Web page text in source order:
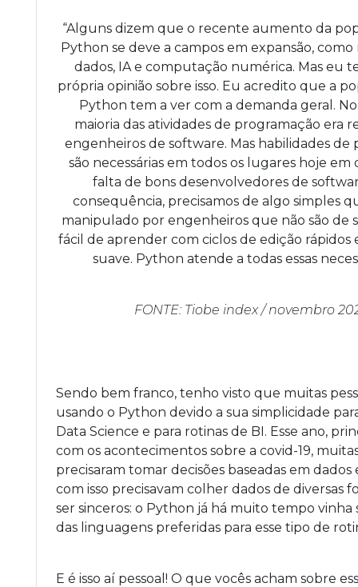
“Alguns dizem que o recente aumento da
Python se deve a campos em expansão,
dados, IA e computação numérica. Mas eu
própria opinião sobre isso. Eu acredito que a
Python tem a ver com a demanda geral. No
maioria das atividades de programação era
engenheiros de software. Mas habilidades de
são necessárias em todos os lugares hoje em
falta de bons desenvolvedores de
consequência, precisamos de algo simples
manipulado por engenheiros que não são de
fácil de aprender com ciclos de edição rápidos
suave. Python atende a todas essas
FONTE: Tiobe index / novembro
Sendo bem franco, tenho visto que muitas
usando o Python devido a sua simplicidade
Data Science e para rotinas de BI. Esse ano,
com os acontecimentos sobre a covid-19,
precisaram tomar decisões baseadas em dados
com isso precisavam colher dados de diversas
ser sinceros: o Python já há muito tempo vinha
das linguagens preferidas para esse tipo de
E é isso aí pessoal! O que vocês acham sobre